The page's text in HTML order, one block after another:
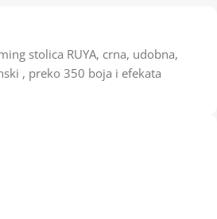
stolica RUYA, crna, udobna,
, preko 350 boja i efekata